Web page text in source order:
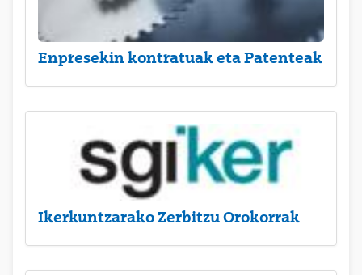
Enpresekin kontratuak eta Patenteak
Ikerkuntzarako Zerbitzu Orokorrak